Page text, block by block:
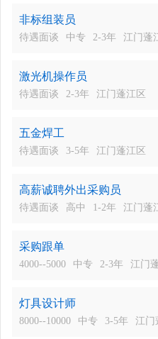
非标组装员
待遇面谈 中专 2-3年 江门蓬
激光机操作员
待遇面谈 2-3年 江门蓬江区
五金焊工
待遇面谈 3-5年 江门蓬江区
高薪诚聘外出采购员
待遇面谈 高中 1-2年 江门蓬
采购跟单
4000--5000 中专 2-3年 江门
灯具设计师
8000--10000 中专 3-5年 江门